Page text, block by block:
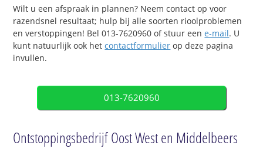
Wilt u een afspraak in plannen? Neem contact op voor
razendsnel resultaat; hulp bij alle soorten rioolproblemen
en verstoppingen! Bel 013-7620960 of stuur eene-mail. U
kunt natuurlijk ook hetcontactformulier op deze pagina
invullen.
013-7620960
Ontstoppingsbedrijf Oost West en Middelbeers